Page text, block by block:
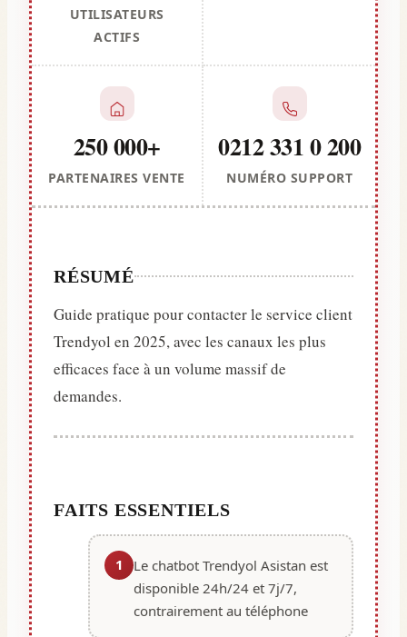
UTILISATEURS
ACTIFS
250 000+
PARTENAIRES VENTE
0212 331 0 200
NUMÉRO SUPPORT
RÉSUMÉ
Guide pratique pour contacter le service client
Trendyol en 2025, avec les canaux les plus
efficaces face à un volume massif de
demandes.
FAITS ESSENTIELS
1
Le chatbot Trendyol Asistan est
disponible 24h/24 et 7j/7,
contrairement au téléphone